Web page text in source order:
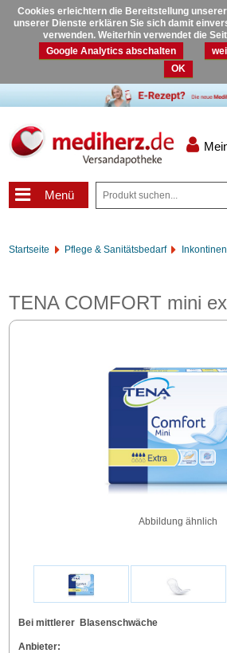
Cookies erleichtern die Bereitstellung
unserer Dienste erklären Sie sich damit
verwenden. Weiterhin verwendet die
Google Analytics abschalten
OK
Menü
Startseite Pflege & Sanitätsbedarf
TENA COMFORT mini
Abbildung ähnlich
Bei mittlerer Blasenschwäche
Anbieter: